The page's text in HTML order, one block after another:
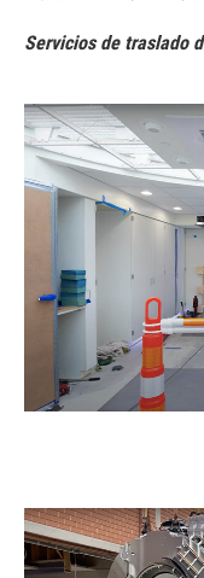
Servicios de traslado